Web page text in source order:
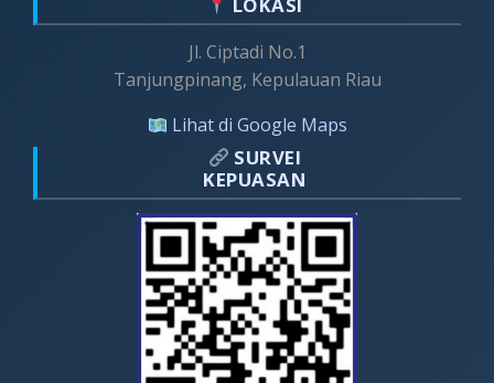
Jl. Ciptadi No.1
Tanjungpinang, Kepulauan Riau
Lihat di Google Maps
SURVEI
KEPUASAN